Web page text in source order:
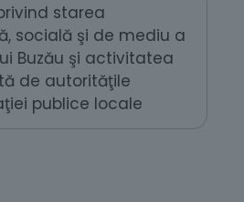
starea
socială şi de mediu a
Buzău şi activitatea
de autorităţile
publice locale